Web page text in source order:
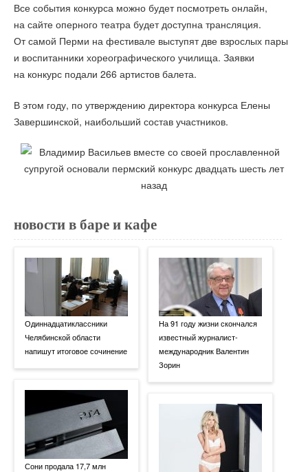
Все события конкурса можно будет посмотреть онлайн,
на сайте оперного театра будет доступна трансляция.
От самой Перми на фестивале выступят две взрослых пары
и воспитанники хореографического училища. Заявки
на конкурс подали 266 артистов балета.
В этом году, по утверждению директора конкурса Елены
Завершинской, наибольший состав участников.
новости в баре и кафе
Одиннадцатиклассники
Челябинской области
напишут итоговое сочинение
Сони продала 17,7 млн
На 91 году жизни скончался
известный журналист-
международник Валентин
Зорин